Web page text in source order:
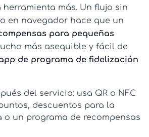
más. Un flujo sin
en navegador hace que un
para pequeñas
más asequible y fácil de
de programa de fidelización
del servicio: usa QR o NFC
descuentos para la
o un programa de recompensas